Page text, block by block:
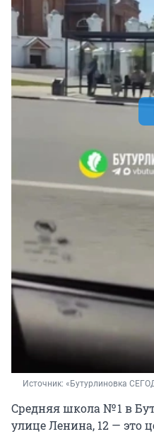
Источник: «Бутурлиновка
Средняя школа № 1 в
улице Ленина, 12 — это